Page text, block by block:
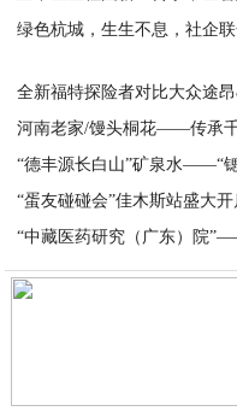
绿色杭城，生生不息，社企
全新福特探险者对比大众途
河南老家/馒头桐花——传承
“德丰源长白山”矿泉水——“
“蛋友碰碰会”佳木斯站盛大
“中藏医药研究（广东）院